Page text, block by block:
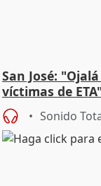
San José:
víctimas de
Sonido